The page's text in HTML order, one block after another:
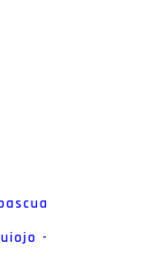
-